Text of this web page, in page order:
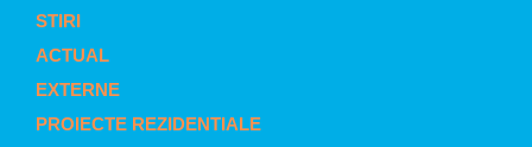
STIRI
ACTUAL
EXTERNE
PROIECTE REZIDENTIALE